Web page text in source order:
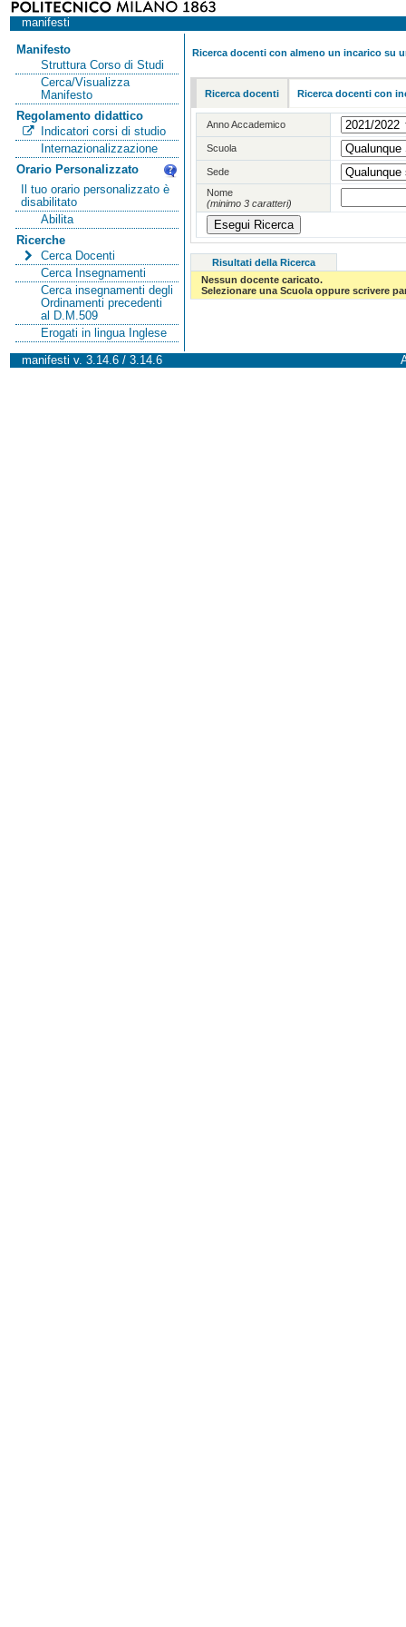
manifesti
Manifesto
Struttura Corso di Studi
Cerca/Visualizza
Manifesto
Regolamento didattico
Indicatori corsi di studio
Internazionalizzazione
Orario Personalizzato
Il tuo orario personalizzato è
disabilitato
Abilita
Ricerche
Cerca Docenti
Cerca Insegnamenti
Cerca insegnamenti degli
Ordinamenti precedenti
al D.M.509
Erogati in lingua Inglese
Ricerca docenti con almeno un incarico su
Ricerca docenti Ricerca docenti con
Anno Accademico
Scuola
Sede
Nome
(minimo 3 caratteri)
Risultati della Ricerca
Nessun docente caricato.
Selezionare una Scuola oppure scrivere
manifesti v. 3.14.6 / 3.14.6